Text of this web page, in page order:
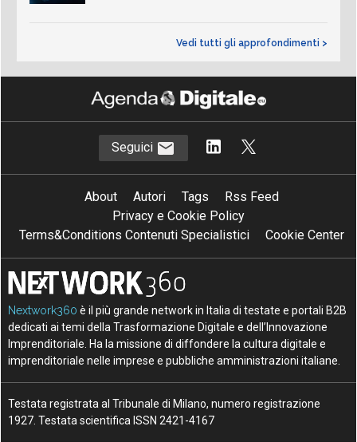
Vedi tutti gli approfondimenti >
Seguici
About Autori Tags
Rss Feed
Privacy e Cookie Policy
Terms&Conditions Contenuti Specialistici
Cookie Center
Nextwork360 è il più grande network in Italia di testate e portali B2B
dedicati ai temi della Trasformazione Digitale e dell’Innovazione
Imprenditoriale. Ha la missione di diffondere la cultura digitale e
imprenditoriale nelle imprese e pubbliche amministrazioni italiane.
Testata registrata al Tribunale di Milano, numero registrazione
1927. Testata scientifica ISSN 2421-4167